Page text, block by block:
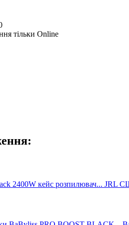
тільки Online
2400W кейс розпилювач... JRL